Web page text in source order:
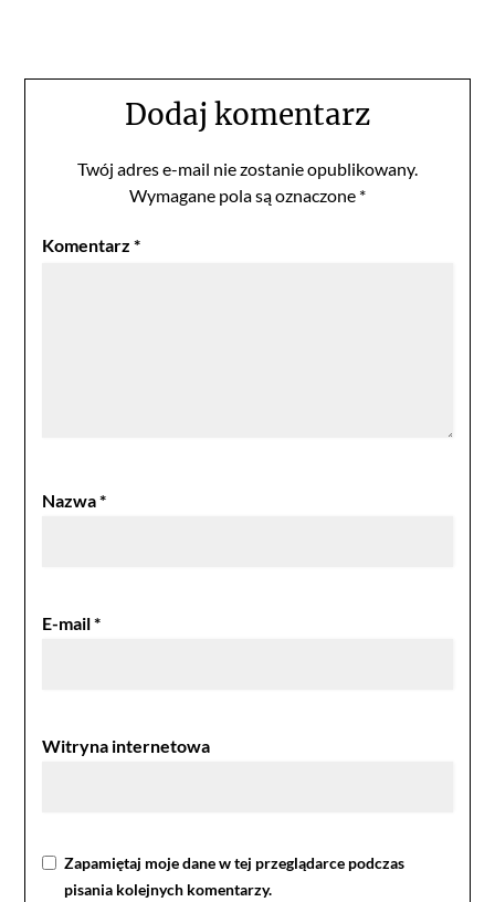
Dodaj komentarz
Twój adres e-mail nie zostanie opublikowany.
Wymagane pola są oznaczone *
Komentarz*
Nazwa*
E-mail*
Witryna internetowa
Zapamiętaj moje dane w tej przeglądarce podczas
pisania kolejnych komentarzy.